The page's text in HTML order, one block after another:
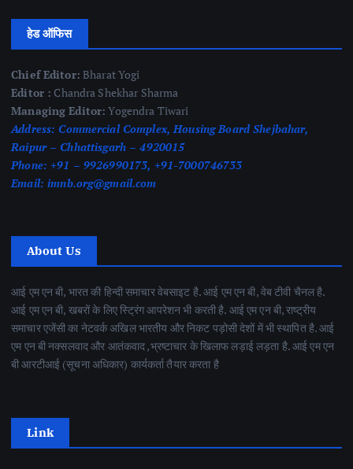
हेड ऑफिस
Chief Editor: Bharat Yogi
Editor : Chandra Shekhar Sharma
Managing Editor: Yogendra Tiwari
Address: Commercial Complex, Housing Board Shejbahar,
Raipur – Chhattisgarh – 4920015
Phone: +91 – 9926990173, +91-7000746733
Email: imnb.org@gmail.com
About Us
आई एम एन बी, भारत की हिन्दी समाचार वेबसाइट है. आई एम एन बी, वेब टीवी चैनल है.
आई एम एन बी, खबरों के लिए स्ट्रिंग आपरेशन भी करती है. आई एम एन बी, राष्ट्रीय
समाचार एजेंसी का नेटवर्क अखिल भारतीय और निकट पड़ोसी देशों में भी स्थापित है. आई
एम एन बी नक्सलवाद और आतंकवाद ,भ्रष्टाचार के खिलाफ लड़ाई लड़ता है. आई एम एन
बी आरटीआई (सूचना अधिकार) कार्यकर्ता तैयार करता है
Link